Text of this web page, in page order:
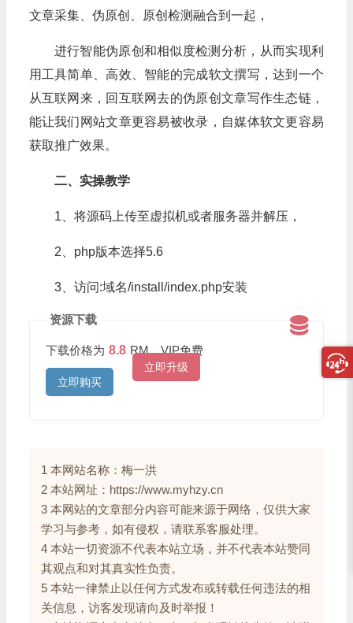
文章采集、伪原创、原创检测融合到一起，
进行智能伪原创和相似度检测分析，从而实现利
用工具简单、高效、智能的完成软文撰写，达到一个
从互联网来，回互联网去的伪原创文章写作生态链，
能让我们网站文章更容易被收录，自媒体软文更容易
获取推广效果。
二、实操教学
1、将源码上传至虚拟机或者服务器并解压，
2、php版本选择5.6
3、访问:域名/install/index.php安装
资源下载
下载价格为 8.8 RM，VIP免费
立即升级
立即购买
1 本网站名称：梅一洪
2 本站网址：https://www.myhzy.cn
3 本网站的文章部分内容可能来源于网络，仅供大家
学习与参考，如有侵权，请联系客服处理。
4 本站一切资源不代表本站立场，并不代表本站赞同
其观点和对其真实性负责。
5 本站一律禁止以任何方式发布或转载任何违法的相
关信息，访客发现请向及时举报！